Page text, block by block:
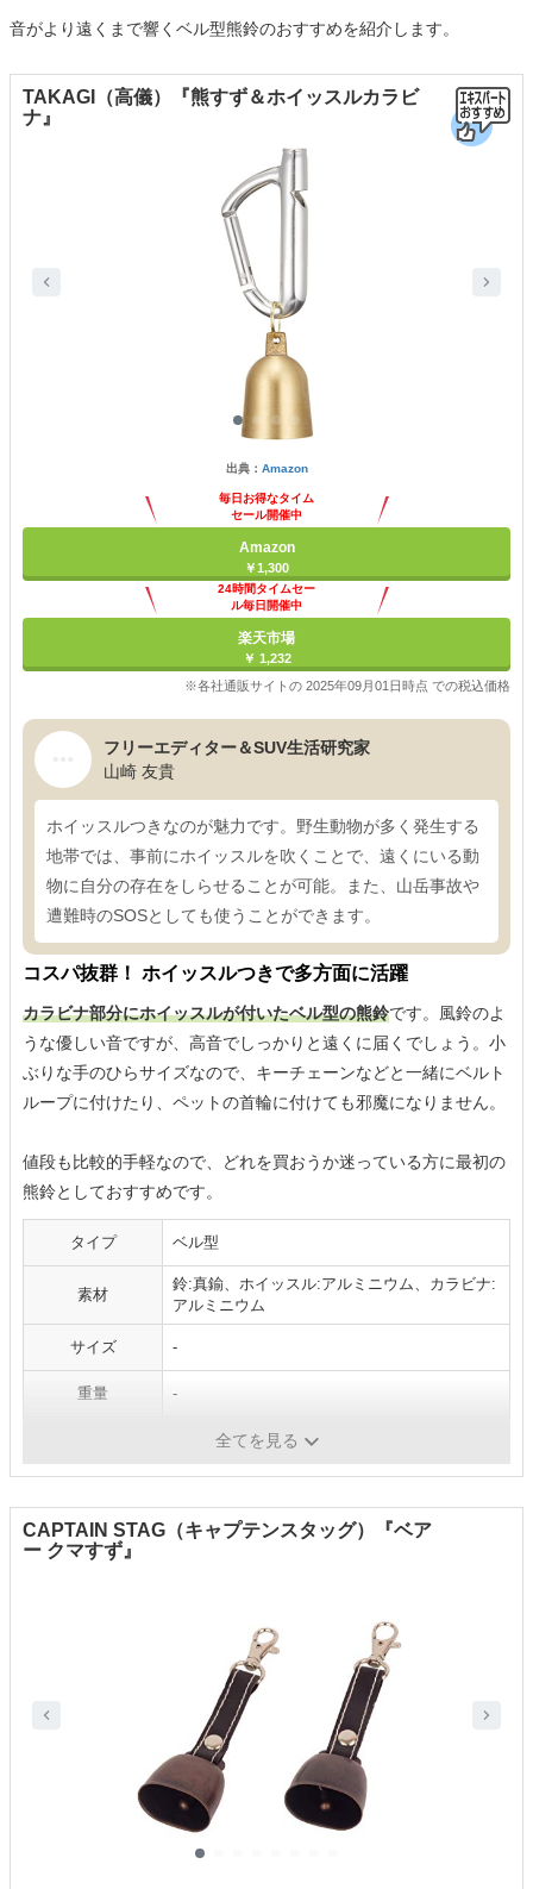
音がより遠くまで響くベル型熊鈴のおすすめを紹介します。
TAKAGI（高儀）『熊すず＆ホイッスルカラビ
ナ』
出典： Amazon
毎日お得なタイム
セール開催中
Amazon
￥1,300
24時間タイムセー
ル毎日開催中
楽天市場
￥ 1,232
※各社通販サイトの 2025年09月01日時点 での税込価格
フリーエディター＆SUV生活研究家
山崎 友貴
ホイッスルつきなのが魅力です。野生動物が多く発生する
地帯では、事前にホイッスルを吹くことで、遠くにいる動
物に自分の存在をしらせることが可能。また、山岳事故や
遭難時のSOSとしても使うことができます。
コスパ抜群！ ホイッスルつきで多方面に活躍
カラビナ部分にホイッスルが付いたベル型の熊鈴です。風鈴のよ
うな優しい音ですが、高音でしっかりと遠くに届くでしょう。小
ぶりな手のひらサイズなので、キーチェーンなどと一緒にベルト
ループに付けたり、ペットの首輪に付けても邪魔になりません。
値段も比較的手軽なので、どれを買おうか迷っている方に最初の
熊鈴としておすすめです。
タイプ ベル型
素材
鈴:真鍮、ホイッスル:アルミニウム、カラビナ:
アルミニウム
サイズ -
重量 -
全てを見る
CAPTAIN STAG（キャプテンスタッグ）『ベア
ー クマすず』